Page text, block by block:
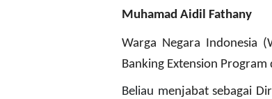
Muhamad Aidil Fathany
Warga Negara Indonesia
Banking Extension Program
Beliau menjabat sebagai